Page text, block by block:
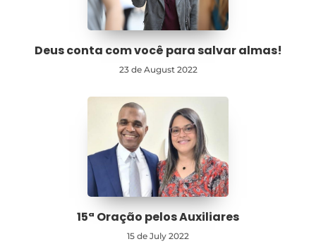
Deus conta com você para salvar almas!
23 de August 2022
15ª Oração pelos Auxiliares
15 de July 2022